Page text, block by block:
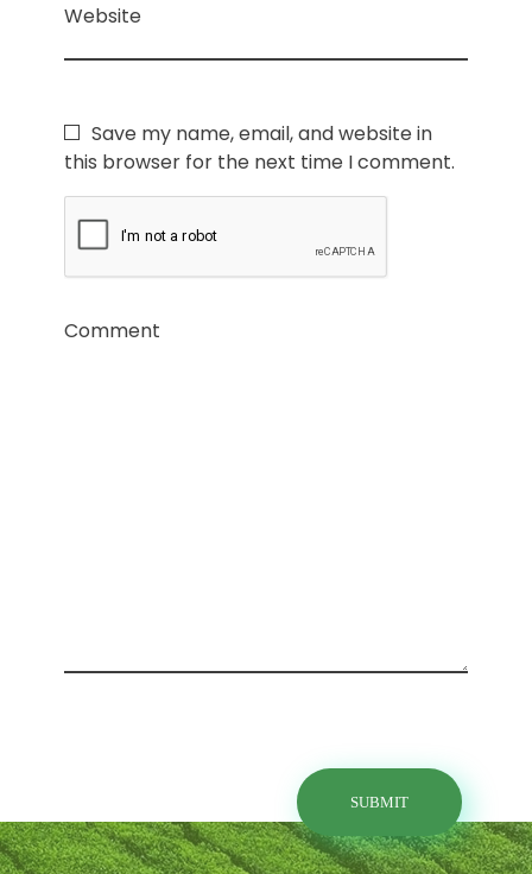
Website
Save my name, email, and website in
this browser for the next time I comment.
Comment